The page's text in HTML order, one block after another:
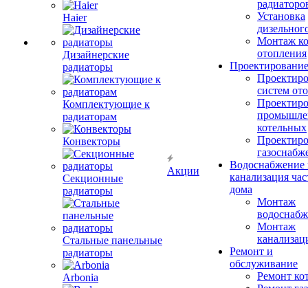
Haier
Дизайнерские
радиаторы
Комплектующие к
радиаторам
Конвекторы
Секционные
радиаторы
Стальные панельные
радиаторы
Arbonia
Акции
Установка
Монтаж
отопления
Проектирование
систем
котельных
Водоснабжение
канализация
дома
Монтаж
Монтаж
Ремонт и
обслуживание
Ремонт